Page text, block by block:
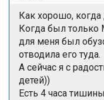
Как хорошо, когда
Когда был только
для меня был
отводила его туда.
А сейчас я с
детей))
Есть 4 часа